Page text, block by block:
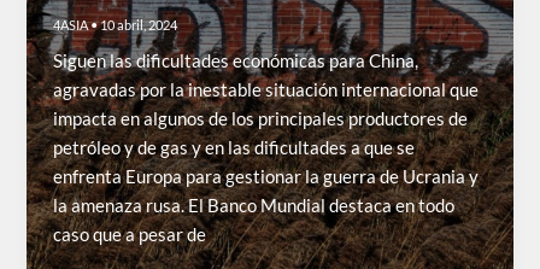
4ASIA•10 abril, 2024
Siguen las dificultades económicas para China,
agravadas por la inestable situación internacional que
impacta en algunos de los principales productores de
petróleo y de gas y en las dificultades a que se
enfrenta Europa para gestionar la guerra de Ucrania y
la amenaza rusa. El Banco Mundial destaca en todo
caso que a pesar de